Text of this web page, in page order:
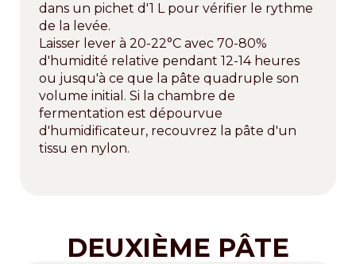
dans un pichet d'1 L pour vérifier le rythme
de la levée.
Laisser lever à 20-22°C avec 70-80%
d'humidité relative pendant 12-14 heures
ou jusqu'à ce que la pâte quadruple son
volume initial. Si la chambre de
fermentation est dépourvue
d'humidificateur, recouvrez la pâte d'un
tissu en nylon.
DEUXIÈME PÂTE